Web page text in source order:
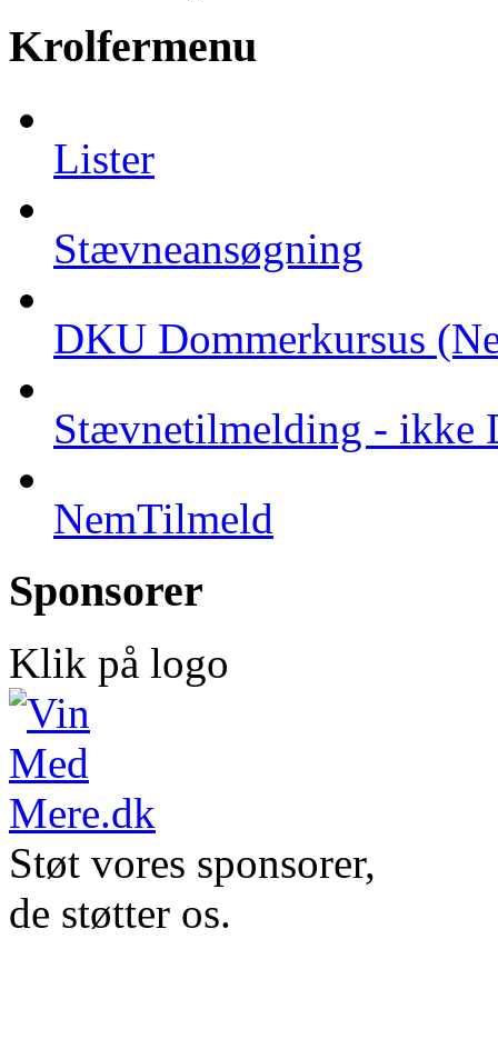
Krolfermenu
Lister
Stævneansøgning
DKU Dommerkursus
Stævnetilmelding - ikke
NemTilmeld
Sponsorer
Klik på logo
Støt vores sponsorer,
de støtter os.